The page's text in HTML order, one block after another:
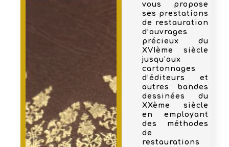
vous propose
ses prestations
de restauration
d’ouvrages
précieux du
XVIème siècle
jusqu’aux
cartonnages
d’éditeurs et
autres bandes
dessinées du
XXème siècle
en employant
des méthodes
de
restaurations